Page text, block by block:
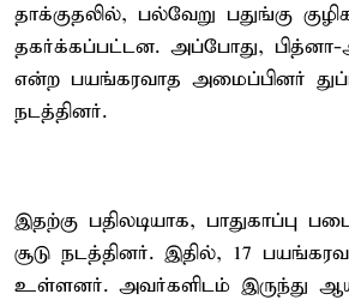
தாக்குதலில், பல்வேறு பதுங்கு
தகர்க்கப்பட்டன. அப்போது,
என்ற பயங்கரவாத அமைப்பினர்
நடத்தினர்.
இதற்கு பதிலடியாக, பாதுகாப்பு
சூடு நடத்தினர். இதில், 17
உள்ளனர். அவர்களிடம் இருந்து